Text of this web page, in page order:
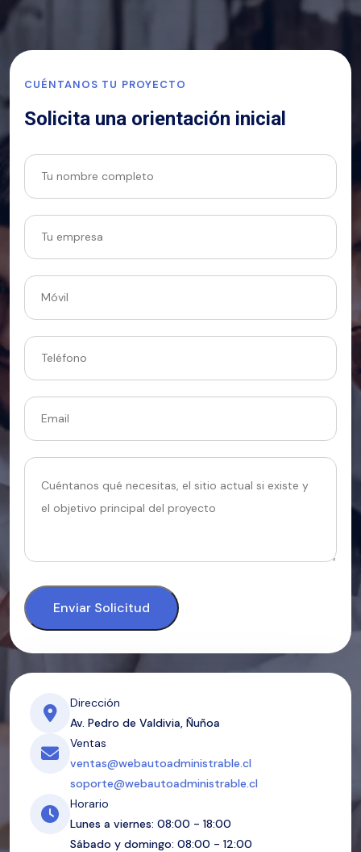
CUÉNTANOS TU PROYECTO
Solicita una orientación inicial
Enviar Solicitud
Dirección
Av. Pedro de Valdivia, Ñuñoa
Ventas
ventas@webautoadministrable.cl
soporte@webautoadministrable.cl
Horario
Lunes a viernes: 08:00 - 18:00
Sábado y domingo: 08:00 - 12:00